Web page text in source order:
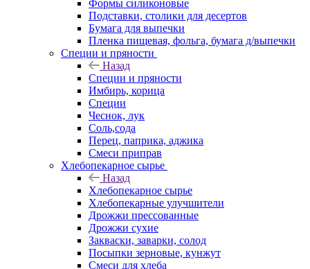
Формы силиконовые
Подставки, столики для десертов
Бумага для выпечки
Пленка пищевая, фольга, бумага д/выпечки
Специи и пряности
Назад
Специи и пряности
Имбирь, корица
Специи
Чеснок, лук
Соль,сода
Перец, паприка, аджика
Смеси приправ
Хлебопекарное сырье
Назад
Хлебопекарное сырье
Хлебопекарные улучшители
Дрожжи прессованные
Дрожжи сухие
Закваски, заварки, солод
Посыпки зерновые, кунжут
Смеси для хлеба